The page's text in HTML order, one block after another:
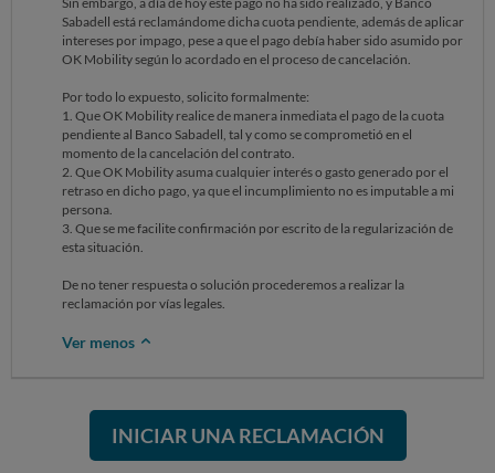
Sabadell está reclamándome dicha cuota pendiente, además de aplicar
intereses por impago, pese a que el pago debía haber sido asumido por
OK Mobility según lo acordado en el proceso de cancelación.
Por todo lo expuesto, solicito formalmente:
1. Que OK Mobility realice de manera inmediata el pago de la cuota
pendiente al Banco Sabadell, tal y como se comprometió en el
momento de la cancelación del contrato.
2. Que OK Mobility asuma cualquier interés o gasto generado por el
retraso en dicho pago, ya que el incumplimiento no es imputable a mi
persona.
3. Que se me facilite confirmación por escrito de la regularización de
esta situación.
De no tener respuesta o solución procederemos a realizar la
reclamación por vías legales.
Ver menos
INICIAR UNA RECLAMACIÓN